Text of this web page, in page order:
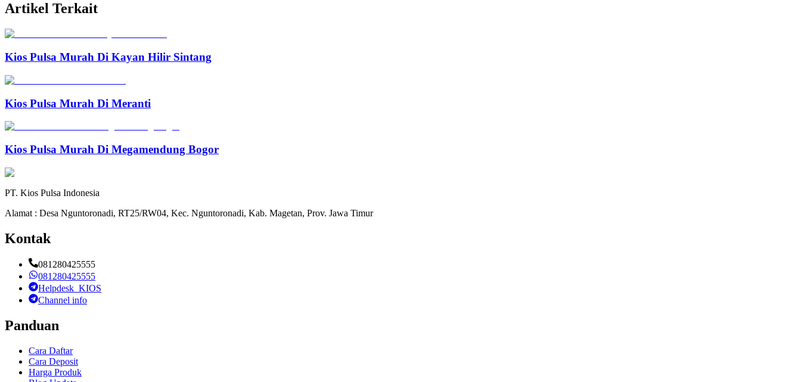
Artikel Terkait
Kios Pulsa Murah Di Kayan Hilir Sintang
Kios Pulsa Murah Di Meranti
Kios Pulsa Murah Di Megamendung Bogor
PT. Kios Pulsa Indonesia
Alamat : Desa Nguntoronadi, RT25/RW04, Kec. Nguntoronadi, Kab. Magetan, Prov. Jawa Timur
Kontak
081280425555
081280425555
Helpdesk_KIOS
Channel info
Panduan
Cara Daftar
Cara Deposit
Harga Produk